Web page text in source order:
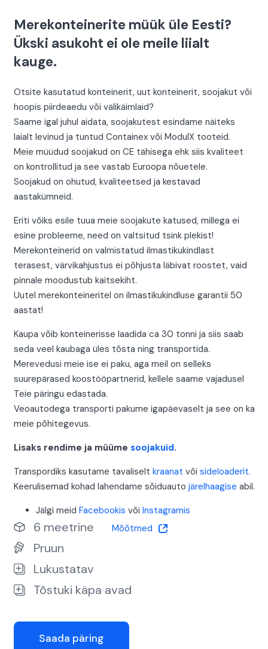
Merekonteinerite müük üle Eesti?
Ükski asukoht ei ole meile liialt
kauge.
Otsite kasutatud konteinerit, uut konteinerit, soojakut või
hoopis piirdeaedu või välikäimlaid?
Saame igal juhul aidata, soojakutest esindame näiteks
laialt levinud ja tuntud Containex või ModulX tooteid.
Meie müüdud soojakud on CE tähisega ehk siis kvaliteet
on kontrollitud ja see vastab Euroopa nõuetele.
Soojakud on ohutud, kvaliteetsed ja kestavad
aastakümneid.
Eriti võiks esile tuua meie soojakute katused, millega ei
esine probleeme, need on valtsitud tsink plekist!
Merekonteinerid on valmistatud ilmastikukindlast
terasest, värvikahjustus ei põhjusta läbivat roostet, vaid
pinnale moodustub kaitsekiht.
Uutel merekonteineritel on ilmastikukindluse garantii 50
aastat!
Kaupa võib konteinerisse laadida ca 30 tonni ja siis saab
seda veel kaubaga üles tõsta ning transportida.
Merevedusi meie ise ei paku, aga meil on selleks
suurepärased koostööpartnerid, kellele saame vajadusel
Teie päringu edastada.
Veoautodega transporti pakume igapäevaselt ja see on ka
meie põhitegevus.
Lisaks rendime ja müüme soojakuid.
Transpordiks kasutame tavaliselt kraanat või sideloaderit.
Keerulisemad kohad lahendame sõiduauto järelhaagise abil.
Jälgi meid Facebookis või Instagramis
6 meetrine Mõõtmed
Pruun
Lukustatav
Tõstuki käpa avad
Saada päring